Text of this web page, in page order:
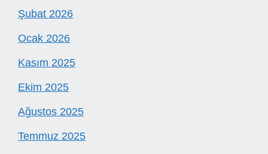
Şubat 2026
Ocak 2026
Kasım 2025
Ekim 2025
Ağustos 2025
Temmuz 2025